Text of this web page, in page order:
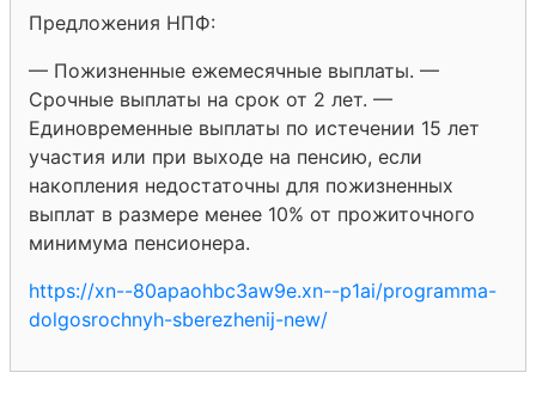
Предложения НПФ:
— Пожизненные ежемесячные выплаты. —
Срочные выплаты на срок от 2 лет. —
Единовременные выплаты по истечении 15 лет
участия или при выходе на пенсию, если
накопления недостаточны для пожизненных
выплат в размере менее 10% от прожиточного
минимума пенсионера.
https://xn--80apaohbc3aw9e.xn--p1ai/programma-
dolgosrochnyh-sberezhenij-new/